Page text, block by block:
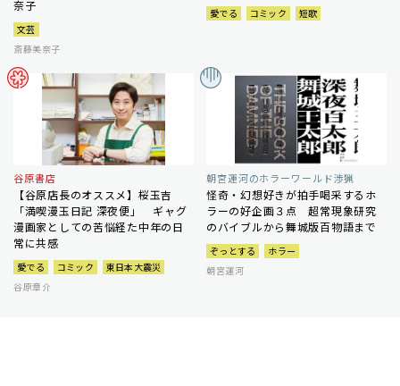
奈子
文芸
斎藤美奈子
愛でる コミック 短歌
谷原書店
【谷原店長のオススメ】桜玉吉
「満喫漫玉日記 深夜便」 ギャグ
漫画家としての苦悩経た中年の日
常に共感
愛でる コミック
東日本大震災
谷原章介
朝宮運河のホラーワールド渉猟
怪奇・幻想好きが拍手喝采するホ
ラーの好企画３点 超常現象研究
のバイブルから舞城版百物語まで
ぞっとする
ホラー
朝宮運河